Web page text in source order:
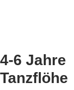
4-6 Jahre
Tanzflöhe